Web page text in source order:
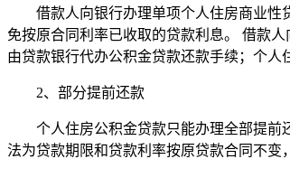
借款人向银行办理单项个人住房商业
免按原合同利率已收取的贷款利息。 借款
由贷款银行代办公积金贷款还款手续；个人
2、部分提前还款
个人住房公积金贷款只能办理全部提前
法为贷款期限和贷款利率按原贷款合同不变